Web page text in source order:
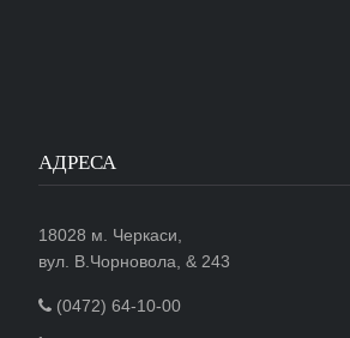
АДРЕСА
18028 м. Черкаси,
вул. В.Чорновола, & 243
(0472) 64-10-00